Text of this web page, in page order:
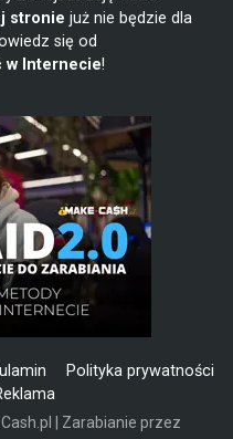
stronie już nie będzie dla
się od
w Internecie!
Polityka prywatności
| Zarabianie przez